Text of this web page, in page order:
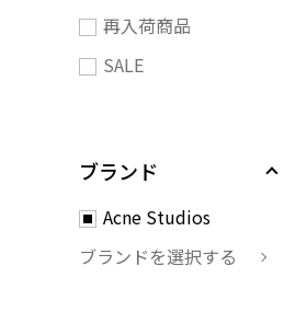
再入荷商品
SALE
ブランド
Acne Studios
ブランドを選択する